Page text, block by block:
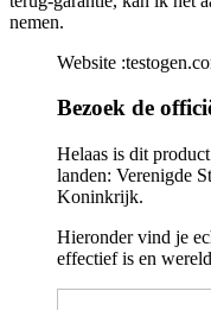
nemen.
Website
Bezoek de
Helaas is dit
landen: Verenigde
Koninkrijk.
Hieronder vind je
effectief is en